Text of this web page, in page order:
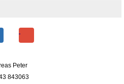
Peter
843063